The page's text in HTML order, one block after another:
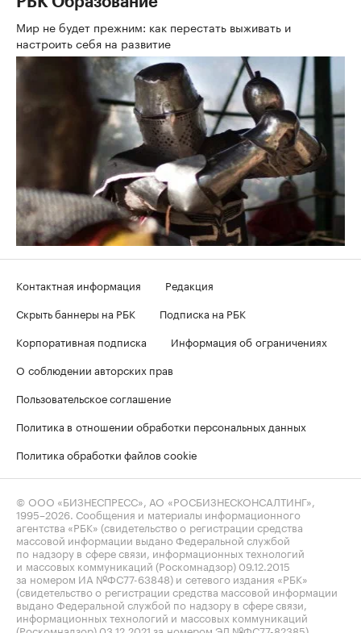
Мир не будет прежним: как перестать выживать и
настроить себя на развитие
Контактная информация
Редакция
Скрыть баннеры на РБК
Подписка на РБК
Корпоративная подписка
Информация об ограничениях
О соблюдении авторских прав
Пользовательское соглашение
Политика в отношении обработки персональных данных
Политика обработки файлов cookie
© ООО «БИЗНЕСПРЕСС», АО «РОСБИЗНЕСКОНСАЛТИНГ»,
1995–2026. Сообщения и материалы информационного
агентства «РБК» (свидетельство о регистрации средства
массовой информации выдано Федеральной службой
по надзору в сфере связи, информационных технологий
и массовых коммуникаций (Роскомнадзор) 09.12.2015
за номером ИА №ФС77-63848) и сетевого издания «РБК»
(свидетельство о регистрации средства массовой информации
выдано Федеральной службой по надзору в сфере связи,
информационных технологий и массовых коммуникаций
(Роскомнадзор) 03.12.2021 за номером ЭЛ №ФС77-82385)